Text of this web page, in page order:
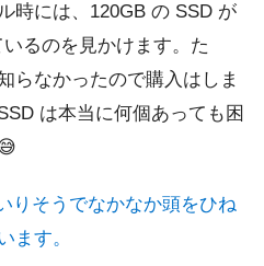
時には、120GB の SSD が
るのを見かけます。た
らなかったので購入はしま
は本当に何個あっても困
りそうでなかなか頭をひね
ます。